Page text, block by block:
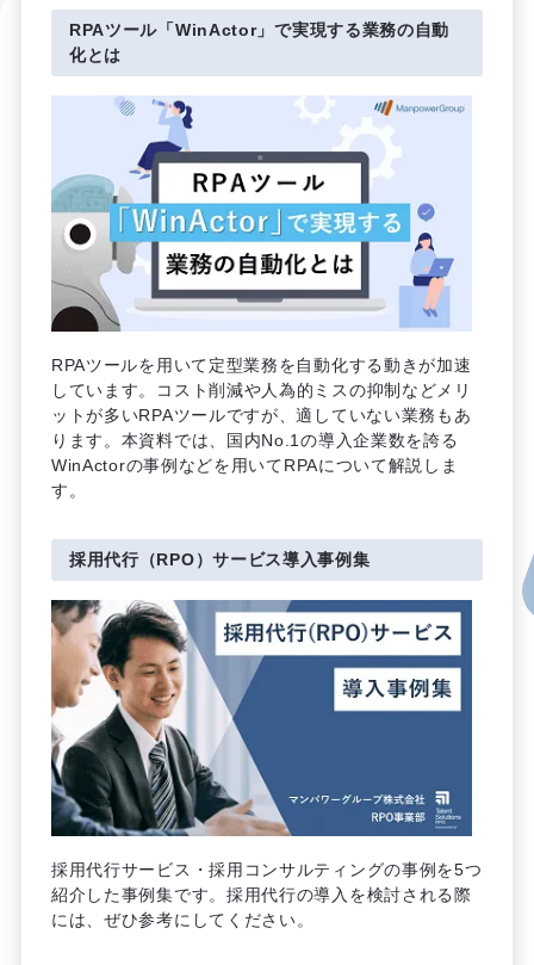
RPAツール「WinActor」で実現する業務の自動
化とは
RPAツールを用いて定型業務を自動化する動きが加速
しています。コスト削減や人為的ミスの抑制などメリ
ットが多いRPAツールですが、適していない業務もあ
ります。本資料では、国内No.1の導入企業数を誇る
WinActorの事例などを用いてRPAについて解説しま
す。
採用代行（RPO）サービス導入事例集
採用代行サービス・採用コンサルティングの事例を5つ
紹介した事例集です。採用代行の導入を検討される際
には、ぜひ参考にしてください。